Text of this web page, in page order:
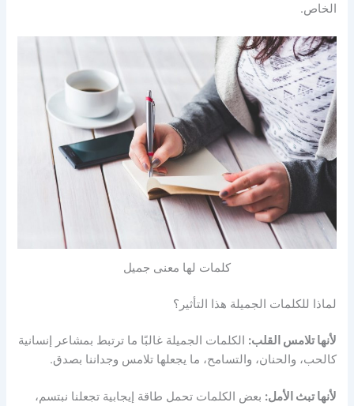
الخاص.
كلمات لها معنى جميل
لماذا للكلمات الجميلة هذا التأثير؟
لأنها تلامس القلب: الكلمات الجميلة غالبًا ما ترتبط بمشاعر إنسانية
كالحب، والحنان، والتسامح، ما يجعلها تلامس وجداننا بصدق.
لأنها تبث الأمل: بعض الكلمات تحمل طاقة إيجابية تجعلنا نبتسم،